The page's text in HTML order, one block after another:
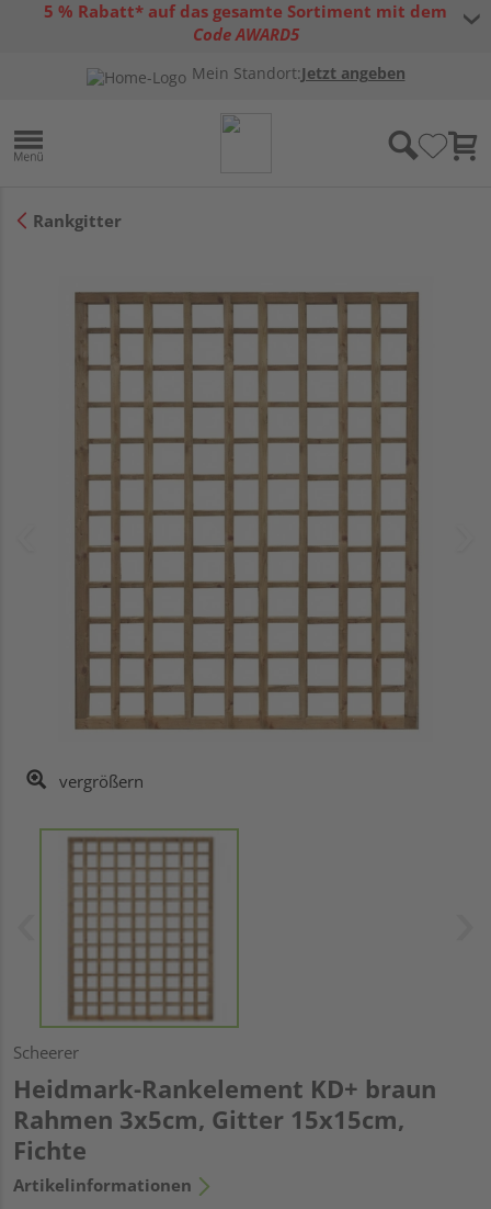
5 % Rabatt* auf das gesamte Sortiment mit dem
Code AWARD5
Gutscheinbedingungen
Mein Standort:Jetzt angeben
Rankgitter
vergrößern
Scheerer
Heidmark-Rankelement KD+ braun
Rahmen 3x5cm, Gitter 15x15cm,
Fichte
Artikelinformationen